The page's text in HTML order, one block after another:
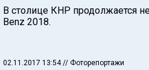
В столице КНР продолжается
Benz 2018.
02.11.2017 13:54// Фоторепортажи